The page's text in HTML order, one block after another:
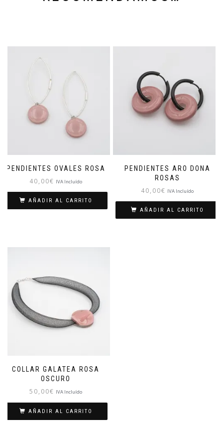
PENDIENTES OVALES ROSA
40,00€ IVA Incluído
AÑADIR AL CARRITO
PENDIENTES ARO DONA
ROSAS
40,00€ IVA Incluído
AÑADIR AL CARRITO
COLLAR GALATEA ROSA
OSCURO
50,00€ IVA Incluído
AÑADIR AL CARRITO